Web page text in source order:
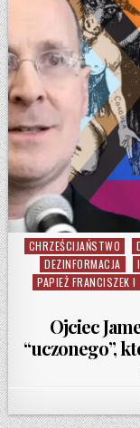
Posted in
CHRZEŚCIJAŃSTWO
DEZINFORMACJA
PAPIEŻ FRANCISZEK I
Ojciec
“uczonego”,